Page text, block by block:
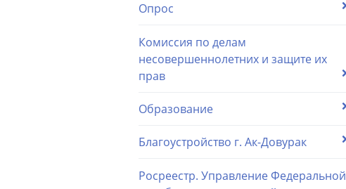
Опрос
Комиссия по делам
несовершеннолетних и защите их
прав
Образование
Благоустройство г. Ак-Довурак
Росреестр. Управление Федеральной